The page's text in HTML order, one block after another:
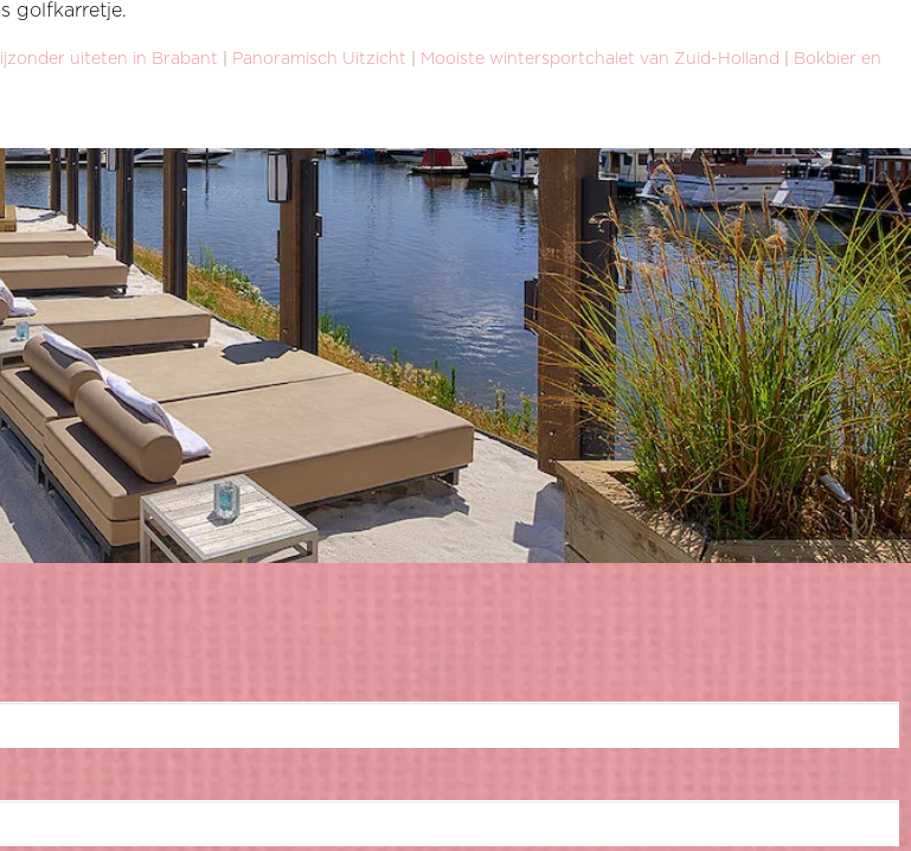
golfkarretje.
uiteten in Brabant Panoramisch Uitzicht Mooiste wintersportchalet van Zuid-Holland
Bokbier en